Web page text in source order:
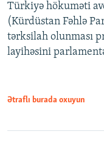
Auto
Türkiyə hökuməti
(Kürdüstan Fəhlə
tərksilah olunması
layihəsini
Ətraflı burada oxuyun